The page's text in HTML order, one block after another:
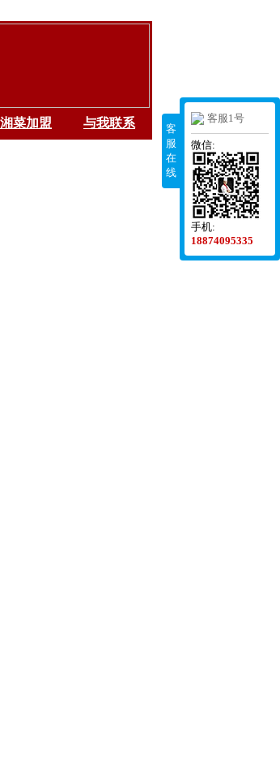
湘菜加盟 与我联系
客
服
在
线
客服1号
微信:
手机:
18874095335